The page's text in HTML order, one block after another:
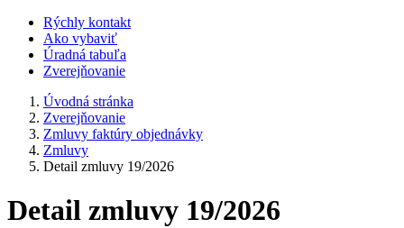
Rýchly kontakt
Ako vybaviť
Úradná tabuľa
Zverejňovanie
Úvodná stránka
Zverejňovanie
Zmluvy faktúry objednávky
Zmluvy
Detail zmluvy 19/2026
Detail zmluvy 19/2026